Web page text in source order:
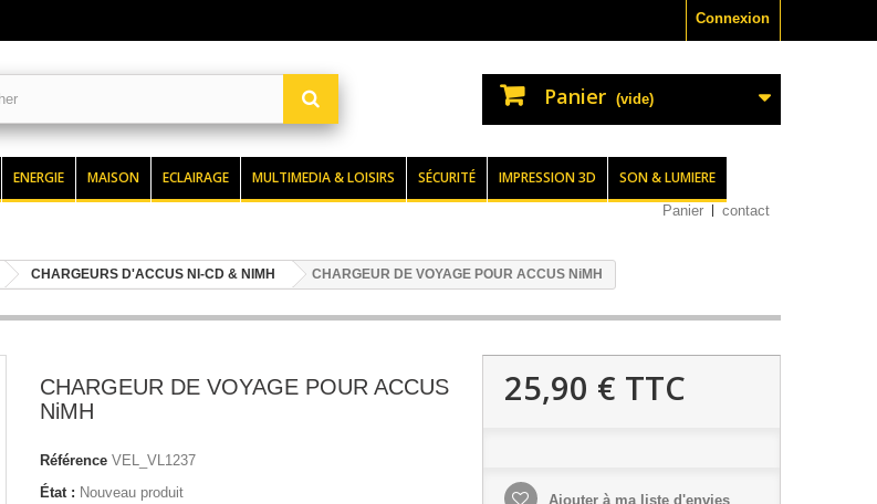
Connexion
Panier (vide)
ENERGIE MAISON ECLAIRAGE MULTIMEDIA & LOISIRS SÉCURITÉ IMPRESSION 3D SON & LUMIERE
Panier contact
CHARGEURS D'ACCUS NI-CD & NIMH CHARGEUR DE VOYAGE POUR ACCUS NiMH
CHARGEUR DE VOYAGE POUR ACCUS
NiMH
Référence VEL_VL1237
État : Nouveau produit
25,90 € TTC
Ajouter à ma liste d'envies